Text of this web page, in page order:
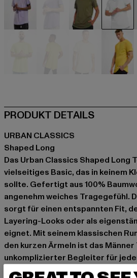
weiß
PRODUKT DETAILS
URBAN CLASSICS
Shaped Long
Das Urban Classics Shaped Long
vielseitiges Basic, das in keinem
sollte. Gefertigt aus 100%
angenehm weiches Tragegefühl.
sorgt für einen entspannten Fit,
Layering-Looks oder als
eignet. Mit seinem klassischen
den kurzen Ärmeln ist das
unkomplizierter Begleiter für
einem Hemd, einer Jacke oder